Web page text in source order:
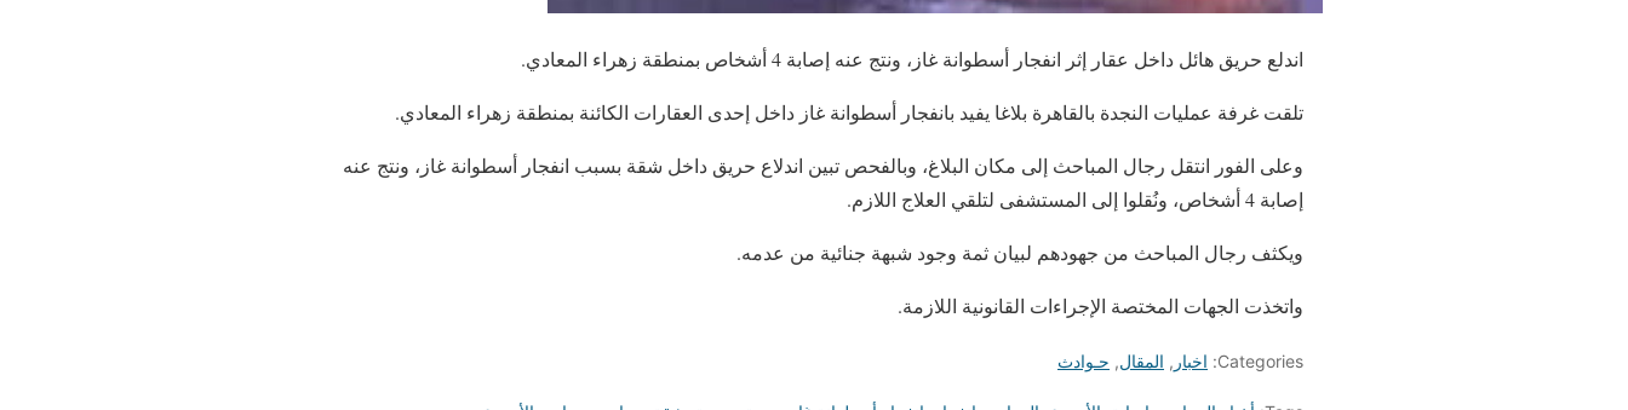
اندلع حريق هائل داخل عقار إثر انفجار أسطوانة غاز، ونتج عنه إصابة 4 أشخاص بمنطقة زهراء المعادي.
تلقت غرفة عمليات النجدة بالقاهرة بلاغا يفيد بانفجار أسطوانة غاز داخل إحدى العقارات الكائنة بمنطقة زهراء المعادي.
وعلى الفور انتقل رجال المباحث إلى مكان البلاغ، وبالفحص تبين اندلاع حريق داخل شقة بسبب انفجار أسطوانة غاز، ونتج عنه
إصابة 4 أشخاص، ونُقلوا إلى المستشفى لتلقي العلاج اللازم.
ويكثف رجال المباحث من جهودهم لبيان ثمة وجود شبهة جنائية من عدمه.
واتخذت الجهات المختصة الإجراءات القانونية اللازمة.
Categories: اخبار , المقال, حـوادث